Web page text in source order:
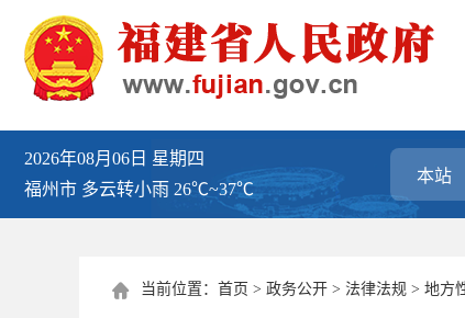
2026年08月06日 星期四
福州市 多云转小雨 26℃~37℃
 当前位置： 首页 > 政务公开 > 法律法规 > 地方